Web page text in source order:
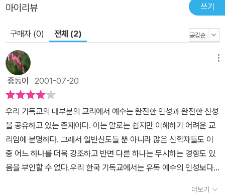
마이리뷰 쓰기
구매자 (0) 전체 (2)
중동이 2001-07-20
우리 기독교의 대부분의 교리에서 예수는 완전한 인성과 완전한 신성
을 공유하고 있는 존재이다. 이는 말로는 쉽지만 이해하기 어려운 교
리임에 분명하다. 그래서 일반신도들 뿐 아니라 많은 신학자들도 이
중 어느 하나를 더욱 강조하고 반면 다른 하나는 무시하는 경향도 있
음을 부인할 수 없다.우리 한국 기독교에서는 유독 예수의 인성보다
더보기